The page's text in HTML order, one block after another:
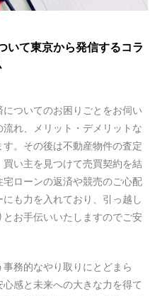
いて東京から発信するコラ
ついてのお困りごとをお伺い
れ、メリット・デメリットな
。その後は不動産物件の査定
い主を見つけて売買契約を結
ローンの返済や競売のご心配
も力を入れており、引っ越し
お手伝いいたしますのでご安
務的なやり取りにとどまら
感と未来への大きな力を得て